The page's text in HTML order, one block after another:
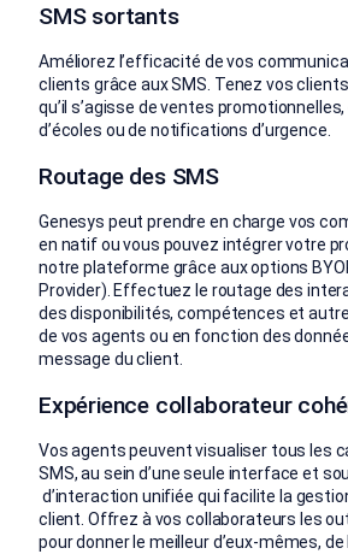
SMS sortants
Améliorez l’efficacité de vos
clients grâce aux SMS. Tenez vos
qu’il s’agisse de ventes
d’écoles ou de notifications d’urgence.
Routage des SMS
Genesys peut prendre en charge vos
en natif ou vous pouvez intégrer votre
notre plateforme grâce aux options
Provider). Effectuez le routage des
des disponibilités, compétences et
de vos agents ou en fonction des
message du client.
Expérience collaborateur
Vos agents peuvent visualiser tous les
SMS, au sein d’une seule interface et
d’interaction unifiée qui facilite la
client. Offrez à vos collaborateurs les
pour donner le meilleur d’eux-mêmes, de